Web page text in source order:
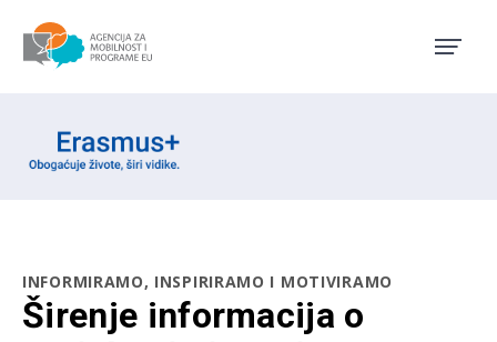
INFORMIRAMO, INSPIRIRAMO I MOTIVIRAMO
Širenje informacija o